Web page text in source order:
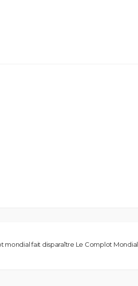
mondial fait disparaître Le Complot Mondial